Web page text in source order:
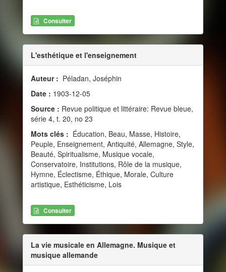
Consulter
L'esthétique et l'enseignement
Auteur : Péladan, Joséphin
Date : 1903-12-05
Source : Revue politique et littéraire: Revue bleue,
série 4, t. 20, no 23
Mots clés : Éducation, Beau, Masse, Histoire,
Peuple, Enseignement, Antiquité, Allemagne, Style,
Beauté, Spiritualisme, Musique vocale,
Conservatoire, Institutions, Rôle de la musique,
Hymne, Éclectisme, Éthique, Morale, Culture
artistique, Esthéticisme, Lois
Consulter
La vie musicale en Allemagne. Musique et
musique allemande